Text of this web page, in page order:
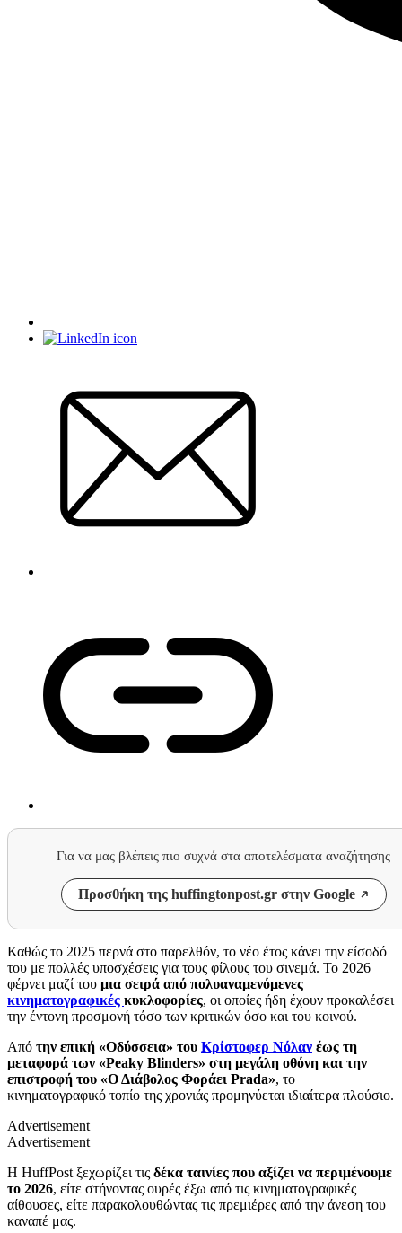
Για να μας βλέπεις πιο συχνά στα αποτελέσματα αναζήτησης
Προσθήκη της huffingtonpost.gr στην Google
Καθώς το 2025 περνά στο παρελθόν, το νέο έτος κάνει την είσοδό
του με πολλές υποσχέσεις για τους φίλους του σινεμά. Το 2026
φέρνει μαζί του μια σειρά από πολυαναμενόμενες
κινηματογραφικές κυκλοφορίες, οι οποίες ήδη έχουν προκαλέσει
την έντονη προσμονή τόσο των κριτικών όσο και του κοινού.
Από την επική «Οδύσσεια» του Κρίστοφερ Νόλαν έως τη
μεταφορά των «Peaky Blinders» στη μεγάλη οθόνη και την
επιστροφή του «Ο Διάβολος Φοράει Prada», το
κινηματογραφικό τοπίο της χρονιάς προμηνύεται ιδιαίτερα πλούσιο.
Advertisement
Advertisement
Η HuffPost ξεχωρίζει τις δέκα ταινίες που αξίζει να περιμένουμε
το 2026, είτε στήνοντας ουρές έξω από τις κινηματογραφικές
αίθουσες, είτε παρακολουθώντας τις πρεμιέρες από την άνεση του
καναπέ μας.